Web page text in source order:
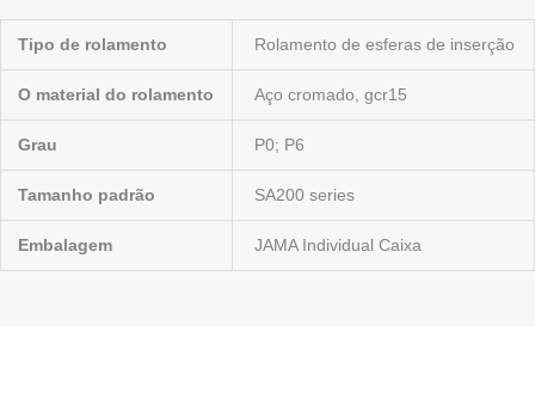
Tipo de rolamento Rolamento de esferas de inserção
O material do rolamento Aço cromado, gcr15
Grau P0; P6
Tamanho padrão SA200 series
Embalagem JAMA Individual Caixa